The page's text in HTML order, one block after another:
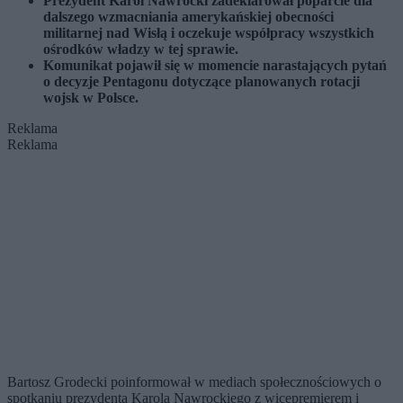
dalszego wzmacniania amerykańskiej obecności
militarnej nad Wisłą i oczekuje współpracy wszystkich
ośrodków władzy w tej sprawie.
Komunikat pojawił się w momencie narastających pytań
o decyzje Pentagonu dotyczące planowanych rotacji
wojsk w Polsce.
Reklama
Reklama
Bartosz Grodecki poinformował w mediach społecznościowych o
spotkaniu prezydenta Karola Nawrockiego z wicepremierem i